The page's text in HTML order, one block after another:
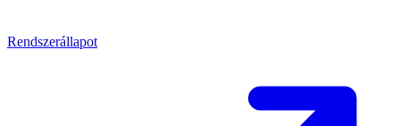
Rendszerállapot